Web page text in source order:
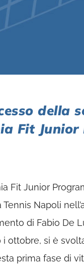
della
Fit
Fit Junior
Napoli
di Fabio De
si è
prima fase di